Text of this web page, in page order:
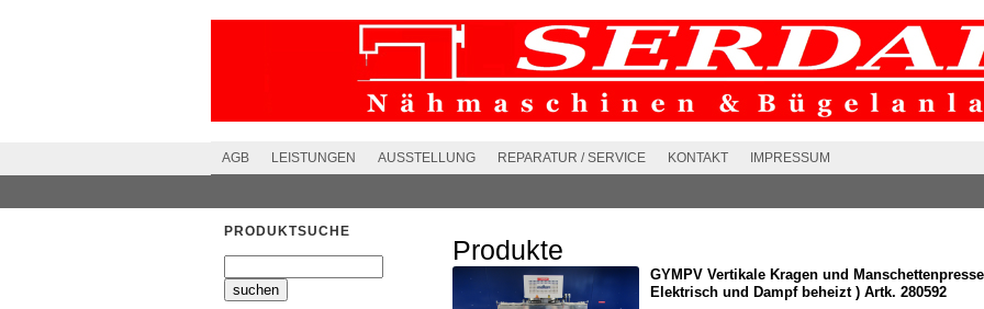
AGB LEISTUNGEN AUSSTELLUNG REPARATUR / SERVICE KONTAKT IMPRESSUM
PRODUKTSUCHE
Produkte
GYMPV Vertikale Kragen und
Elektrisch und Dampf beheizt ) Artk. 280592